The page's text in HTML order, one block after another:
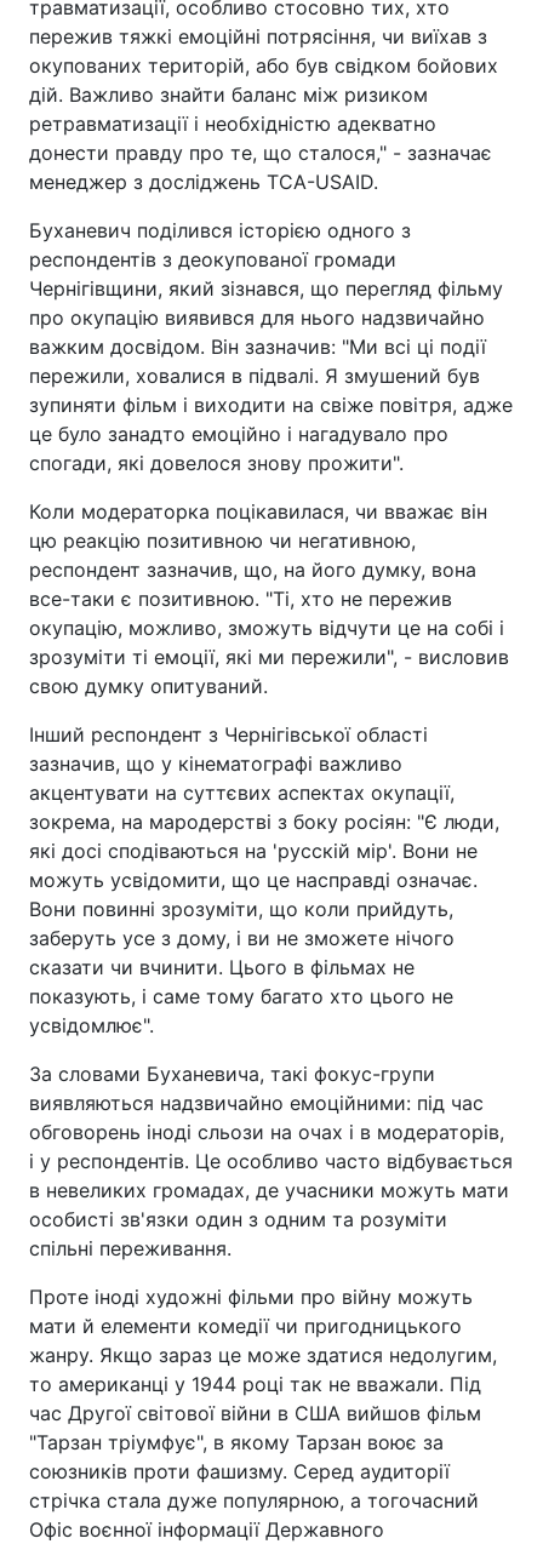
травматизації, особливо стосовно тих, хто
пережив тяжкі емоційні потрясіння, чи виїхав з
окупованих територій, або був свідком бойових
дій. Важливо знайти баланс між ризиком
ретравматизації і необхідністю адекватно
донести правду про те, що сталося," - зазначає
менеджер з досліджень ТСА-USAID.
Буханевич поділився історією одного з
респондентів з деокупованої громади
Чернігівщини, який зізнався, що перегляд фільму
про окупацію виявився для нього надзвичайно
важким досвідом. Він зазначив: "Ми всі ці події
пережили, ховалися в підвалі. Я змушений був
зупиняти фільм і виходити на свіже повітря, адже
це було занадто емоційно і нагадувало про
спогади, які довелося знову прожити".
Коли модераторка поцікавилася, чи вважає він
цю реакцію позитивною чи негативною,
респондент зазначив, що, на його думку, вона
все-таки є позитивною. "Ті, хто не пережив
окупацію, можливо, зможуть відчути це на собі і
зрозуміти ті емоції, які ми пережили", - висловив
свою думку опитуваний.
Інший респондент з Чернігівської області
зазначив, що у кінематографі важливо
акцентувати на суттєвих аспектах окупації,
зокрема, на мародерстві з боку росіян: "Є люди,
які досі сподіваються на 'русскій мір'. Вони не
можуть усвідомити, що це насправді означає.
Вони повинні зрозуміти, що коли прийдуть,
заберуть усе з дому, і ви не зможете нічого
сказати чи вчинити. Цього в фільмах не
показують, і саме тому багато хто цього не
усвідомлює".
За словами Буханевича, такі фокус-групи
виявляються надзвичайно емоційними: під час
обговорень іноді сльози на очах і в модераторів,
і у респондентів. Це особливо часто відбувається
в невеликих громадах, де учасники можуть мати
особисті зв'язки один з одним та розуміти
спільні переживання.
Проте іноді художні фільми про війну можуть
мати й елементи комедії чи пригодницького
жанру. Якщо зараз це може здатися недолугим,
то американці у 1944 році так не вважали. Під
час Другої світової війни в США вийшов фільм
"Тарзан тріумфує", в якому Тарзан воює за
союзників проти фашизму. Серед аудиторії
стрічка стала дуже популярною, а тогочасний
Офіс воєнної інформації Державного